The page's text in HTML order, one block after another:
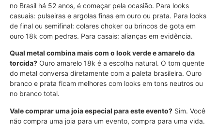
no Brasil há 52 anos, é começar pela ocasião. Para looks
casuais: pulseiras e argolas finas em ouro ou prata. Para looks
de final ou semifinal: colares choker ou brincos de gota em
ouro 18k com pedras. Para casais: alianças em evidência.
Qual metal combina mais com o look verde e amarelo da
torcida? Ouro amarelo 18k é a escolha natural. O tom quente
do metal conversa diretamente com a paleta brasileira. Ouro
branco e prata ficam melhores com looks em tons neutros ou
no branco total.
Vale comprar uma joia especial para este evento? Sim. Você
não compra uma joia para um evento, compra para uma vida.